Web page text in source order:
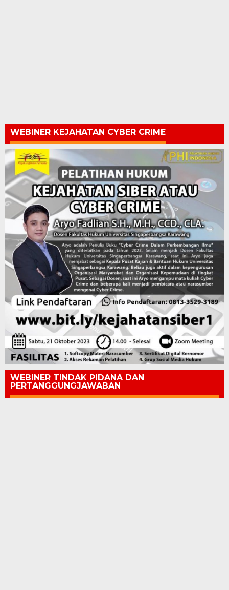
WEBINER KEJAHATAN CYBER CRIME
WEBINER TINDAK PIDANA DAN
PERTANGGUNGJAWABAN